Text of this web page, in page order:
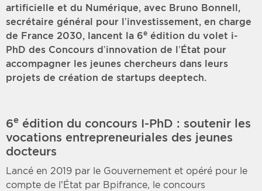
artificielle et du Numérique, avec Bruno Bonnell,
secrétaire général pour l’investissement, en charge
de France 2030, lancent la 6e édition du volet i-
PhD des Concours d’innovation de l’État pour
accompagner les jeunes chercheurs dans leurs
projets de création de startups deeptech.
6e édition du concours I-PhD : soutenir les
vocations entrepreneuriales des jeunes
docteurs
Lancé en 2019 par le Gouvernement et opéré pour le
compte de l’État par Bpifrance, le concours